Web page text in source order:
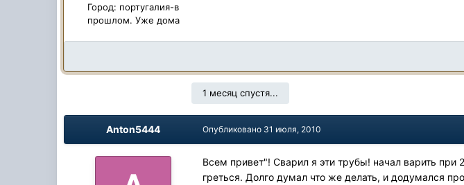
Город: португалия-в
прошлом. Уже дома
1 месяц спустя...
Anton5444 Опубликовано 31 июля, 2010
Всем привет"! Сварил я эти трубы! начал варить
греться. Долго думал что же делать, и додумался